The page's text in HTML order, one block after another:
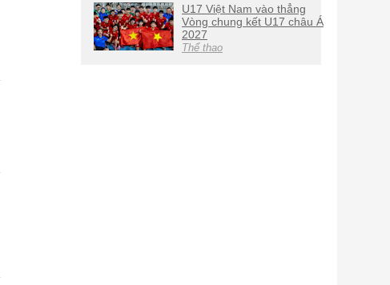
U17 Việt Nam vào thẳng
Vòng chung kết U17 châu Á
2027
Thể thao